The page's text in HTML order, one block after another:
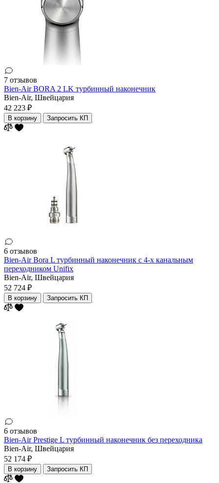
7 отзывов
Bien-Air BORA 2 LK турбинный наконечник
Bien-Air, Швейцария
42 223 ₽
В корзину Запросить КП
6 отзывов
Bien-Air Bora L турбинный наконечник с 4-х канальным
переходником Unifix
Bien-Air, Швейцария
52 724 ₽
В корзину Запросить КП
6 отзывов
Bien-Air Prestige L турбинный наконечник без переходника
Bien-Air, Швейцария
52 174 ₽
В корзину Запросить КП